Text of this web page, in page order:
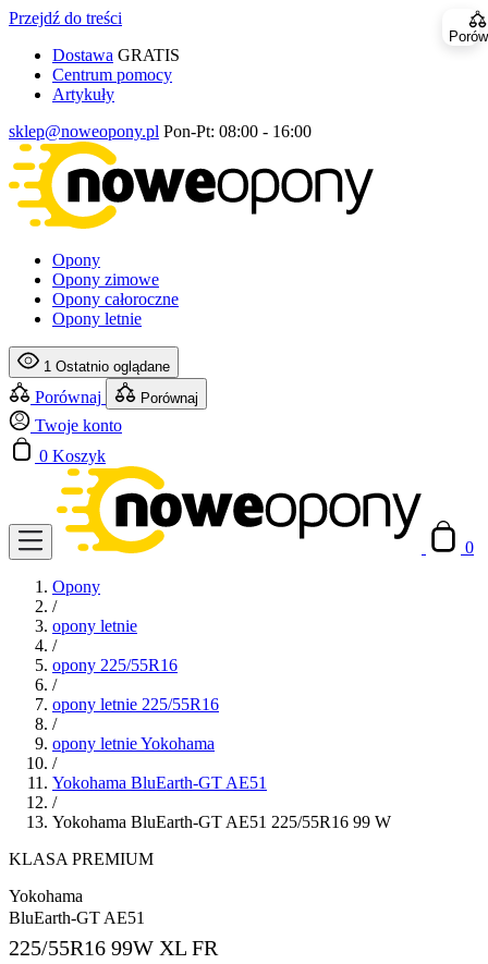
Przejdź do treści
Dostawa GRATIS
Centrum pomocy
Artykuły
sklep@noweopony.pl Pon-Pt: 08:00 - 16:00
Opony
Opony zimowe
Opony całoroczne
Opony letnie
1 Ostatnio oglądane
Porównaj Porównaj
Twoje konto
0 Koszyk
0
Opony
/
opony letnie
/
opony 225/55R16
/
opony letnie 225/55R16
/
opony letnie Yokohama
/
Yokohama BluEarth-GT AE51
/
Yokohama BluEarth-GT AE51 225/55R16 99 W
KLASA PREMIUM
Yokohama
BluEarth-GT AE51
225/55R16 99W XL FR